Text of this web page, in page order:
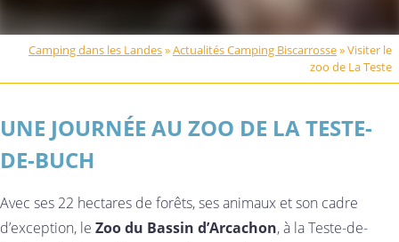
Camping dans les Landes»Actualités Camping Biscarrosse»Visiter le
zoo de La Teste
UNE JOURNÉE AU ZOO DE LA TESTE-
DE-BUCH
Avec ses 22 hectares de forêts, ses animaux et son cadre
d’exception, le Zoo du Bassin d’Arcachon, à la Teste-de-